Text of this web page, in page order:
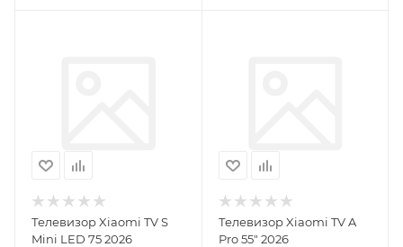
Телевизор Xiaomi TV S
Mini LED 75 2026
Телевизор Xiaomi TV A
Pro 55" 2026